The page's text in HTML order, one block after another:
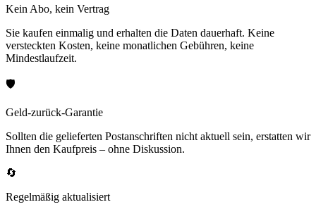
Kein Abo, kein Vertrag
Sie kaufen einmalig und erhalten die Daten dauerhaft. Keine
versteckten Kosten, keine monatlichen Gebühren, keine
Mindestlaufzeit.
🛡️
Geld-zurück-Garantie
Sollten die gelieferten Postanschriften nicht aktuell sein, erstatten wir
Ihnen den Kaufpreis – ohne Diskussion.
🔄
Regelmäßig aktualisiert